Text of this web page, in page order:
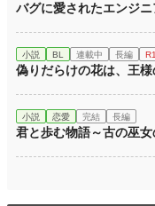
バグに愛されたエンジニ
小説 BL 連載中 長編
偽りだらけの花は、王様
小説 恋愛 完結 長編
君と歩む物語～古の巫